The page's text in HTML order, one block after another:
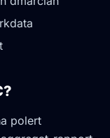
polert